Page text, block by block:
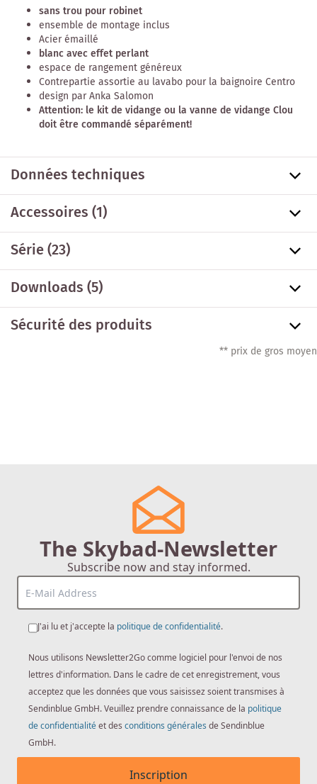
sans trou pour robinet
ensemble de montage inclus
Acier émaillé
blanc avec effet perlant
espace de rangement généreux
Contrepartie assortie au lavabo pour la baignoire Centro
design par Anka Salomon
Attention: le kit de vidange ou la vanne de vidange Clou
doit être commandé séparément!
Données techniques
Accessoires(1)
Série(23)
Downloads (5)
Sécurité des produits
** prix de gros moyen
The Skybad-Newsletter
Subscribe now and stay informed.
J'ai lu et j'accepte la politique de confidentialité.
Nous utilisons Newsletter2Go comme logiciel pour l'envoi de nos
lettres d'information. Dans le cadre de cet enregistrement, vous
acceptez que les données que vous saisissez soient transmises à
Sendinblue GmbH. Veuillez prendre connaissance de la politique
de confidentialitéet des conditions générales de Sendinblue
GmbH.
Inscription